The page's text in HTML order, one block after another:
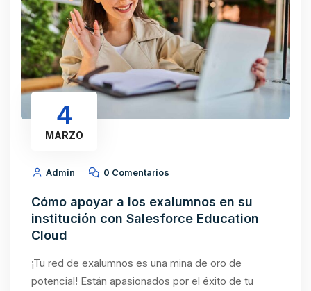
4
MARZO
Admin 0 Comentarios
Cómo apoyar a los exalumnos en su
institución con Salesforce Education
Cloud
¡Tu red de exalumnos es una mina de oro de
potencial! Están apasionados por el éxito de tu